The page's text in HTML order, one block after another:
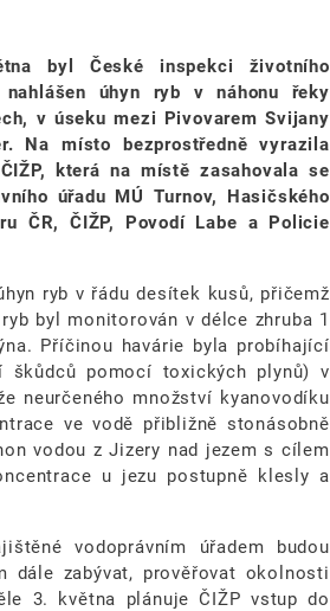
byl České inspekci životního
nahlášen úhyn ryb v náhonu řeky
v úseku mezi Pivovarem Svijany
Na místo bezprostředně vyrazila
která na místě zasahovala se
úřadu MÚ Turnov, Hasičského
ČR, ČIŽP, Povodí Labe a Policie
ryb v řádu desítek kusů, přičemž
byl monitorován v délce zhruba 1
Příčinou havárie byla probíhající
škůdců pomocí toxických plynů) v
neurčeného množství kyanovodíku
ve vodě přibližně stonásobně
vodou z Jizery nad jezem s cílem
u jezu postupně klesly a
vodoprávním úřadem budou
dále zabývat, prověřovat okolnosti
3. května plánuje ČIŽP vstup do